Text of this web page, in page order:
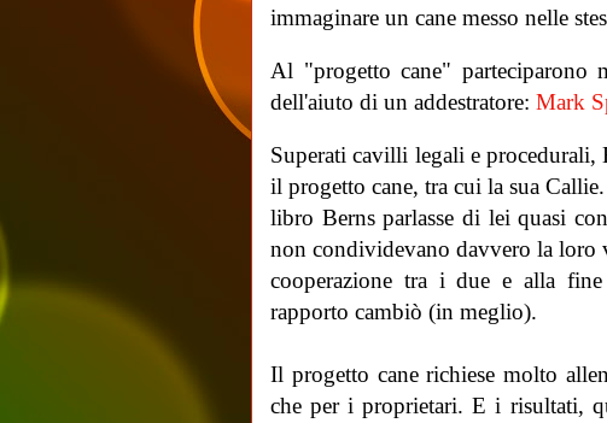
immaginare un cane messo nelle
Al "progetto cane" parteciparono
dell'aiuto di un addestratore: Mark
Superati cavilli legali e
il progetto cane, tra cui la sua
libro Berns parlasse di lei quasi
non condividevano davvero la loro
cooperazione tra i due e alla
rapporto cambiò (in meglio).
Il progetto cane richiese molto
che per i proprietari. E i risultati,